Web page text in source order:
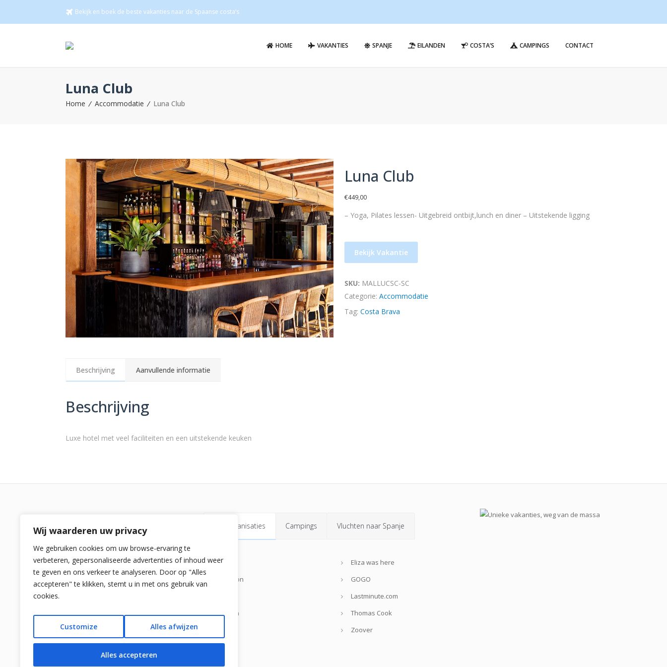
Wij waarderen uw privacy
We gebruiken cookies om uw browse-ervaring te
verbeteren, gepersonaliseerde advertenties of inhoud weer
te geven en ons verkeer te analyseren. Door op "Alles
accepteren" te klikken, stemt u in met ons gebruik van
cookies.
Customize Alles afwijzen
Alles accepteren
Bekijk en boek de beste vakanties naar de Spaanse costa’s
HOME VAKANTIES SPANJE EILANDEN COSTA’S CAMPINGS CONTACT
Luna Club
Home Accommodatie Luna Club
Luna Club
€449,00
– Yoga, Pilates lessen- Uitgebreid ontbijt,lunch en diner – Uitstekende ligging
Bekijk Vakantie
SKU: MALLUCSC-SC
Categorie: Accommodatie
Tag: Costa Brava
Beschrijving Aanvullende informatie
Beschrijving
Luxe hotel met veel faciliteiten en een uitstekende keuken
Spaansestrandvakanties.nl is een
vergelijker voor alle strandvakanties in
Spanje. We bieden zelf geen reizen aan
naar Spanje maar laten de beste
strandvakanties en lastminute reizen
Reisorganisaties Campings Vluchten naar Spanje
Sunweb
Corendon
D-reizen
Eliza was here
GOGO
Lastminute.com
Thomas Cook
Zoover